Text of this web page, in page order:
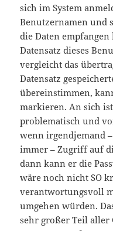
sich im System
Benutzernamen und
die Daten
Datensatz dieses
vergleicht das
Datensatz
übereinstimmen,
markieren. An sich
problematisch und
wenn irgendjemand
immer – Zugriff auf
dann kann er die
wäre noch nicht SO
verantwortungsvoll
umgehen würden.
sehr großer Teil aller